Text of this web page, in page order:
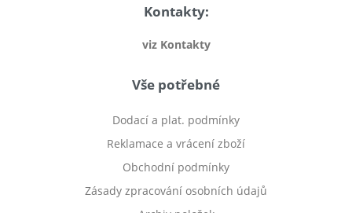
Kontakty:
viz Kontakty
Vše potřebné
Dodací a plat. podmínky
Reklamace a vrácení zboží
Obchodní podmínky
Zásady zpracování osobních údajů